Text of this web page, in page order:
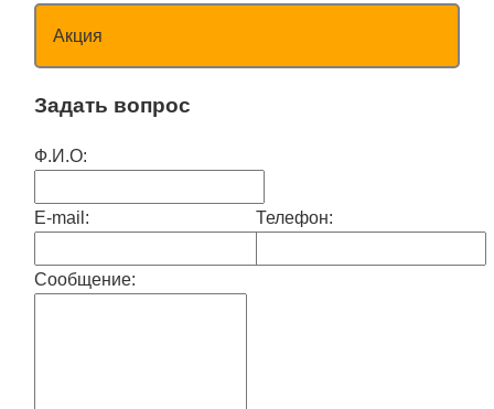
Акция
Задать вопрос
Ф.И.О:
E-mail: Телефон:
Сообщение: